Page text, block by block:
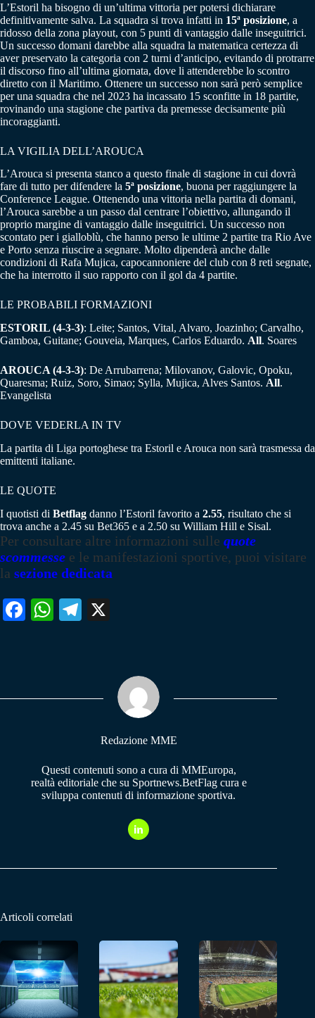
L’Estoril ha bisogno di un’ultima vittoria per potersi dichiarare
definitivamente salva. La squadra si trova infatti in 15ª posizione, a
ridosso della zona playout, con 5 punti di vantaggio dalle inseguitrici.
Un successo domani darebbe alla squadra la matematica certezza di
aver preservato la categoria con 2 turni d’anticipo, evitando di protrarre
il discorso fino all’ultima giornata, dove li attenderebbe lo scontro
diretto con il Maritimo. Ottenere un successo non sarà però semplice
per una squadra che nel 2023 ha incassato 15 sconfitte in 18 partite,
rovinando una stagione che partiva da premesse decisamente più
incoraggianti.
LA VIGILIA DELL’AROUCA
L’Arouca si presenta stanco a questo finale di stagione in cui dovrà
fare di tutto per difendere la 5ª posizione, buona per raggiungere la
Conference League. Ottenendo una vittoria nella partita di domani,
l’Arouca sarebbe a un passo dal centrare l’obiettivo, allungando il
proprio margine di vantaggio dalle inseguitrici. Un successo non
scontato per i gialloblù, che hanno perso le ultime 2 partite tra Rio Ave
e Porto senza riuscire a segnare. Molto dipenderà anche dalle
condizioni di Rafa Mujica, capocannoniere del club con 8 reti segnate,
che ha interrotto il suo rapporto con il gol da 4 partite.
LE PROBABILI FORMAZIONI
ESTORIL (4-3-3): Leite; Santos, Vital, Alvaro, Joazinho; Carvalho,
Gamboa, Guitane; Gouveia, Marques, Carlos Eduardo. All. Soares
AROUCA (4-3-3): De Arrubarrena; Milovanov, Galovic, Opoku,
Quaresma; Ruiz, Soro, Simao; Sylla, Mujica, Alves Santos. All.
Evangelista
DOVE VEDERLA IN TV
La partita di Liga portoghese tra Estoril e Arouca non sarà trasmessa da
emittenti italiane.
LE QUOTE
I quotisti di Betflag danno l’Estoril favorito a 2.55, risultato che si
trova anche a 2.45 su Bet365 e a 2.50 su William Hill e Sisal.
Per consultare altre informazioni sulle quote
scommesse e le manifestazioni sportive, puoi visitare
la sezione dedicata
Fa W
pp
Te
m
Redazione MME
Questi contenuti sono a cura di MMEuropa,
realtà editoriale che su Sportnews.BetFlag cura e
sviluppa contenuti di informazione sportiva.
Articoli correlati